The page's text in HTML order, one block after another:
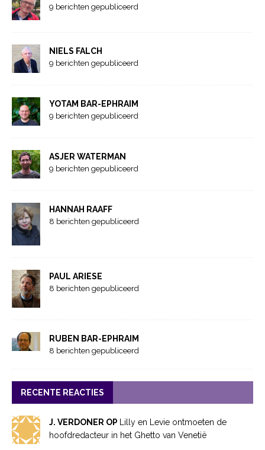
9 berichten gepubliceerd
NIELS FALCH
9 berichten gepubliceerd
YOTAM BAR-EPHRAIM
9 berichten gepubliceerd
ASJER WATERMAN
9 berichten gepubliceerd
HANNAH RAAFF
8 berichten gepubliceerd
PAUL ARIESE
8 berichten gepubliceerd
RUBEN BAR-EPHRAIM
8 berichten gepubliceerd
RECENTE REACTIES
J. VERDONER OP
Lilly en Levie ontmoeten de
hoofdredacteur in het Ghetto van Venetië